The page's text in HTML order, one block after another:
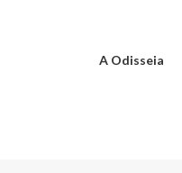
A Odisseia